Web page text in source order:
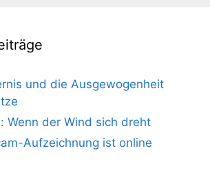
und die Ausgewogenheit
Wenn der Wind sich dreht
Aufzeichnung ist online